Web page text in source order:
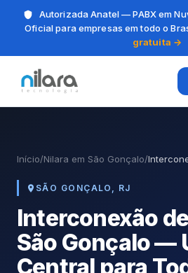
Autorizada Anatel — PABX em
Oficial para empresas em todo o
gratuita →
Início/Nilara em São Gonçalo/
SÃO GONÇALO, RJ
Interconexão
São Gonçalo —
Central para